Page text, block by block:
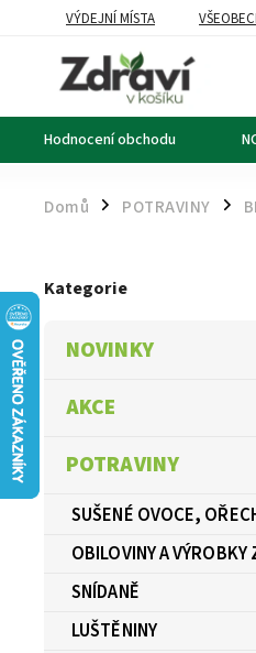
VÝDEJNÍ MÍSTA
OZNÁMENÍ O ODSTOUPENÍ OD
Hodnocení obchodu
Domů / POTRAVINY /
Kategorie
NOVINKY
AKCE
POTRAVINY
SUŠENÉ OVOCE,
OBILOVINY A VÝROBKY
SNÍDANĚ
LUŠTĚNINY